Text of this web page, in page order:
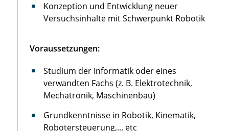
Konzeption und Entwicklung neuer
Versuchsinhalte mit Schwerpunkt Robotik
Voraussetzungen:
Studium der Informatik oder eines
verwandten Fachs (z. B. Elektrotechnik,
Mechatronik, Maschinenbau)
Grundkenntnisse in Robotik, Kinematik,
Robotersteuerung,... etc